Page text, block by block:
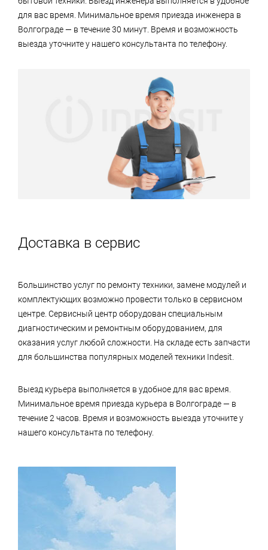
для вас время. Минимальное время приезда инженера в
Волгограде — в течение 30 минут. Время и возможность
выезда уточните у нашего консультанта по телефону.
Доставка в сервис
Большинство услуг по ремонту техники, замене модулей и
комплектующих возможно провести только в сервисном
центре. Сервисный центр оборудован специальным
диагностическим и ремонтным оборудованием, для
оказания услуг любой сложности. На складе есть запчасти
для большинства популярных моделей техники Indesit.
Выезд курьера выполняется в удобное для вас время.
Минимальное время приезда курьера в Волгограде — в
течение 2 часов. Время и возможность выезда уточните у
нашего консультанта по телефону.